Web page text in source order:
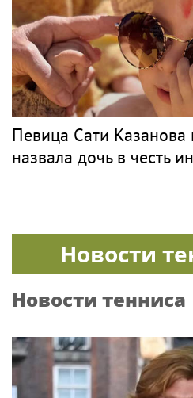
Певица Сати Казанова
назвала дочь в честь
Новости
Новости тенниса